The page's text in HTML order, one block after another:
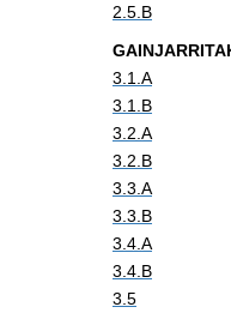
2.5.B
3.1.A
3.1.B
3.2.A
3.2.B
3.3.A
3.3.B
3.4.A
3.4.B
3.5